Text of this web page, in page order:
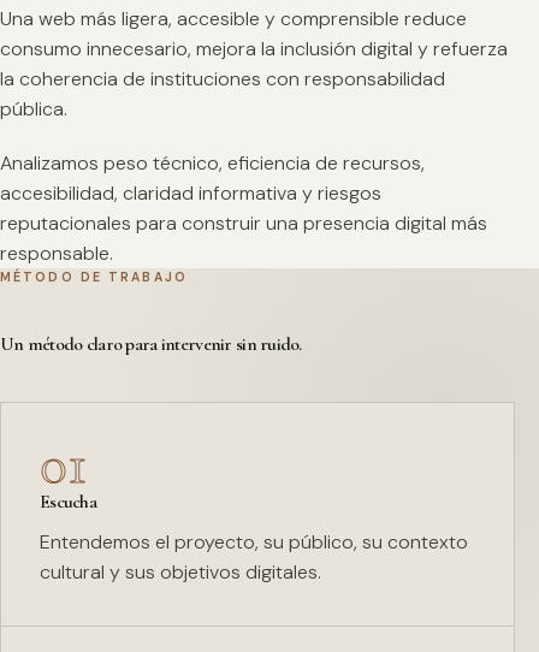
Una web más ligera, accesible y comprensible reduce
consumo innecesario, mejora la inclusión digital y refuerza
la coherencia de instituciones con responsabilidad
pública.
Analizamos peso técnico, eficiencia de recursos,
accesibilidad, claridad informativa y riesgos
reputacionales para construir una presencia digital más
responsable.
MÉTODO DE TRABAJO
Un método claro para intervenir sin ruido.
01
Escucha
Entendemos el proyecto, su público, su contexto
cultural y sus objetivos digitales.